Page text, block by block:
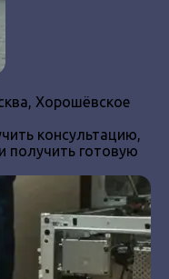
Хорошёвское
консультацию,
получить готовую